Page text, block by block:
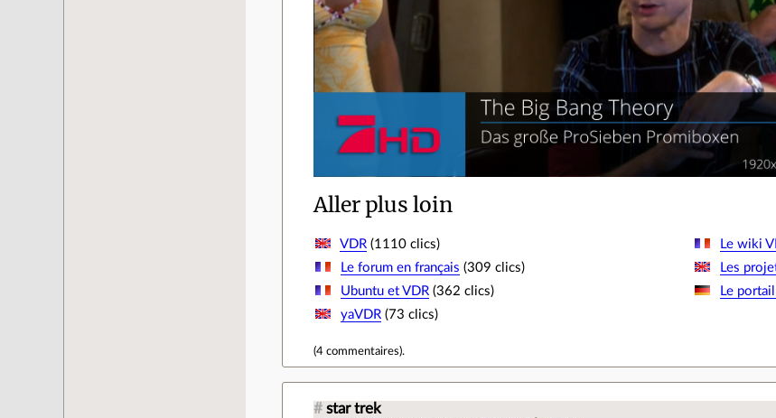
Aller plus loin
VDR(1110 clics) Le wiki
Le forum en français (309 clics) Les
Ubuntu et VDR(362 clics) Le
yaVDR(73 clics)
(4 commentaires).
# star trek